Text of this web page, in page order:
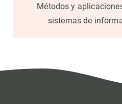
Métodos y
sistemas de